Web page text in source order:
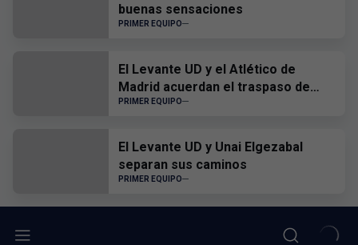
buenas sensaciones
PRIMER EQUIPO
El Levante UD y el Atlético de
Madrid acuerdan el traspaso de
Edgar Alcañiz
PRIMER EQUIPO
El Levante UD y Unai Elgezabal
separan sus caminos
PRIMER EQUIPO